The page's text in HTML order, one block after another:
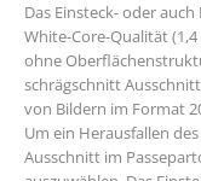
Das Einsteck- oder
White-Core-Qualität
ohne
schrägschnitt
von Bildern im Format
Um ein Herausfallen
Ausschnitt im